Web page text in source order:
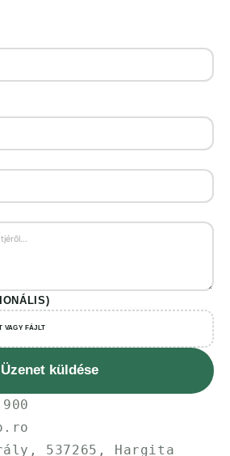
VAGY FÁJLT
Üzenet küldése
537265, Hargita